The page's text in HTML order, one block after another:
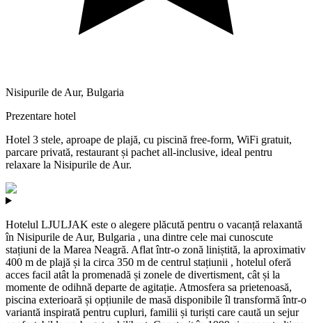
Nisipurile de Aur, Bulgaria
Prezentare hotel
Hotel 3 stele, aproape de plajă, cu piscină free-form, WiFi gratuit,
parcare privată, restaurant și pachet all-inclusive, ideal pentru
relaxare la Nisipurile de Aur.
Hotelul LJULJAK este o alegere plăcută pentru o vacanță relaxantă
în Nisipurile de Aur, Bulgaria , una dintre cele mai cunoscute
stațiuni de la Marea Neagră. Aflat într-o zonă liniștită, la aproximativ
400 m de plajă și la circa 350 m de centrul stațiunii , hotelul oferă
acces facil atât la promenadă și zonele de divertisment, cât și la
momente de odihnă departe de agitație. Atmosfera sa prietenoasă,
piscina exterioară și opțiunile de masă disponibile îl transformă într-o
variantă inspirată pentru cupluri, familii și turiști care caută un sejur